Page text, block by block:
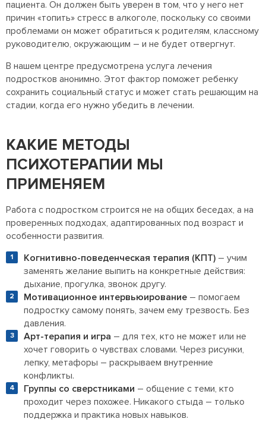
пациента. Он должен быть уверен в том, что у него нет
причин «топить» стресс в алкоголе, поскольку со своими
проблемами он может обратиться к родителям, классному
руководителю, окружающим – и не будет отвергнут.
В нашем центре предусмотрена услуга лечения
подростков анонимно. Этот фактор поможет ребенку
сохранить социальный статус и может стать решающим на
стадии, когда его нужно убедить в лечении.
КАКИЕ МЕТОДЫ
ПСИХОТЕРАПИИ МЫ
ПРИМЕНЯЕМ
Работа с подростком строится не на общих беседах, а на
проверенных подходах, адаптированных под возраст и
особенности развития.
Когнитивно-поведенческая терапия (КПТ) – учим
заменять желание выпить на конкретные действия:
дыхание, прогулка, звонок другу.
Мотивационное интервьюирование – помогаем
подростку самому понять, зачем ему трезвость. Без
давления.
Арт-терапия и игра – для тех, кто не может или не
хочет говорить о чувствах словами. Через рисунки,
лепку, метафоры – раскрываем внутренние
конфликты.
Группы со сверстниками – общение с теми, кто
проходит через похожее. Никакого стыда – только
поддержка и практика новых навыков.